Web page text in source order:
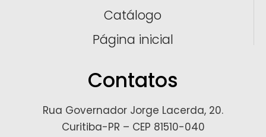
Catálogo
Página inicial
Contatos
Rua Governador Jorge Lacerda, 20.
Curitiba-PR – CEP 81510-040